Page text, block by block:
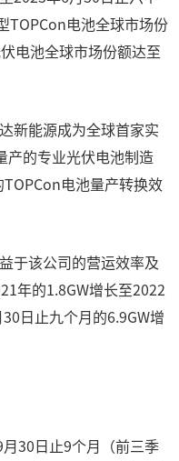
TOPCon电池全球市场份
电池全球市场份额达至
新能源成为全球首家实
产的专业光伏电池制造
电池量产转换效
于该公司的营运效率及
年的1.8GW增长至2022
日止九个月的6.9GW增
30日止9个月（前三季